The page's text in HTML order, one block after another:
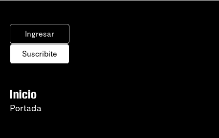
Ingresar
Suscribite
Inicio
Portada